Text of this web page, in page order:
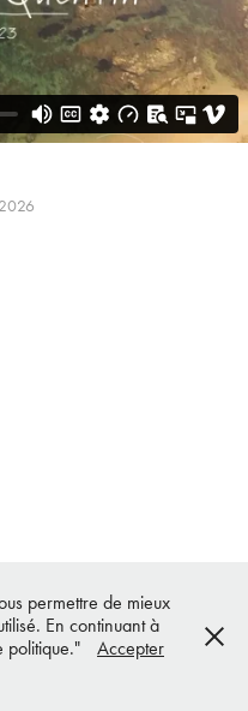
permettre de mieux
En continuant à
politique."
Accepter